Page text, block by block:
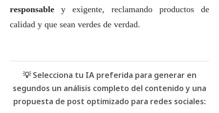
responsable y exigente, reclamando productos de
calidad y que sean verdes de verdad.
💡 Selecciona tu IA preferida para generar en
segundos un análisis completo del contenido y una
propuesta de post optimizado para redes sociales: